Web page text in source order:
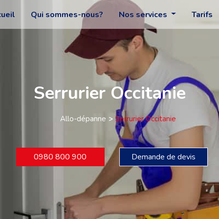
Qui sommes-nous? Nos services Tarifs
Serrurier Occitanie
Allo-dépanne Serrurier Occitanie
0980 800 900 Demande de devis